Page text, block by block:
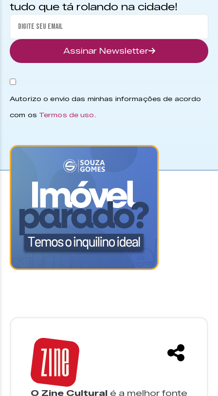
tudo que tá rolando na cidade!
Assinar Newsletter
Autorizo o envio das minhas informações de acordo
com os Termos de uso
O Zine Cultural é a melhor fonte